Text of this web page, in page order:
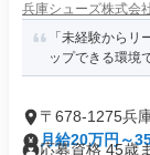
兵庫シューズ株式会
「未経験から
ップできる環境
〒678-1275兵
月給20万円～
応募資格 45歳